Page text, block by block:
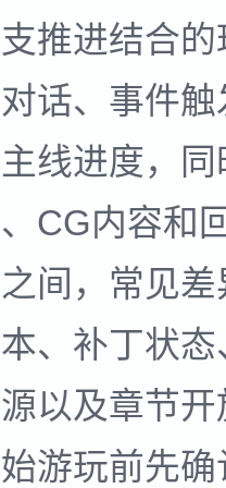
推进结合
话、事件
线进度，
CG内容和
间，常见
、补丁状
以及章节
游玩前先